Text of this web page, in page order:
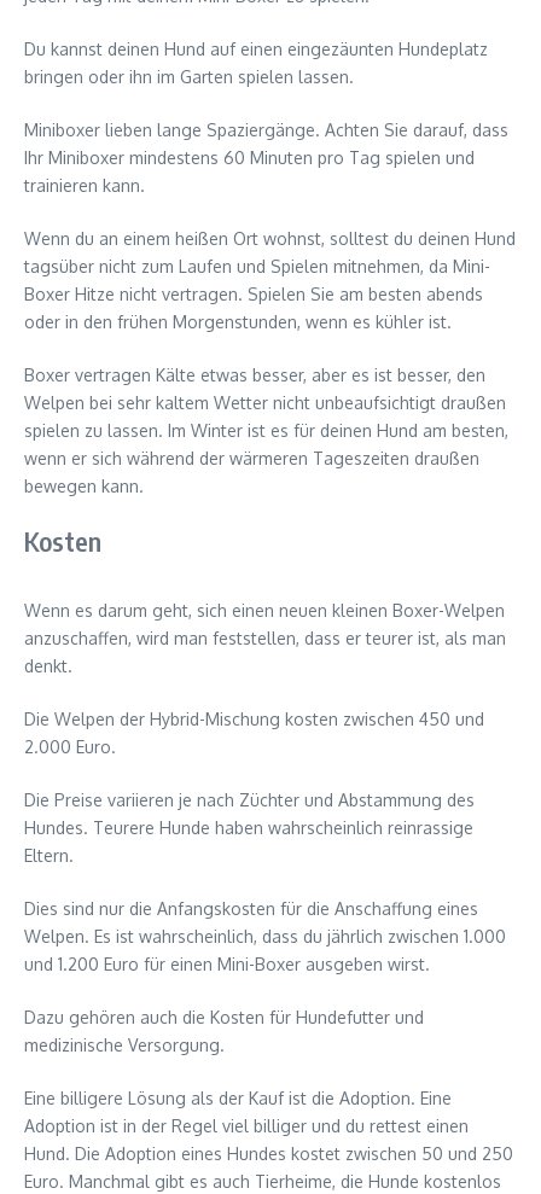
Du kannst deinen Hund auf einen eingezäunten Hundeplatz
bringen oder ihn im Garten spielen lassen.
Miniboxer lieben lange Spaziergänge. Achten Sie darauf, dass
Ihr Miniboxer mindestens 60 Minuten pro Tag spielen und
trainieren kann.
Wenn du an einem heißen Ort wohnst, solltest du deinen Hund
tagsüber nicht zum Laufen und Spielen mitnehmen, da Mini-
Boxer Hitze nicht vertragen. Spielen Sie am besten abends
oder in den frühen Morgenstunden, wenn es kühler ist.
Boxer vertragen Kälte etwas besser, aber es ist besser, den
Welpen bei sehr kaltem Wetter nicht unbeaufsichtigt draußen
spielen zu lassen. Im Winter ist es für deinen Hund am besten,
wenn er sich während der wärmeren Tageszeiten draußen
bewegen kann.
Kosten
Wenn es darum geht, sich einen neuen kleinen Boxer-Welpen
anzuschaffen, wird man feststellen, dass er teurer ist, als man
denkt.
Die Welpen der Hybrid-Mischung kosten zwischen 450 und
2.000 Euro.
Die Preise variieren je nach Züchter und Abstammung des
Hundes. Teurere Hunde haben wahrscheinlich reinrassige
Eltern.
Dies sind nur die Anfangskosten für die Anschaffung eines
Welpen. Es ist wahrscheinlich, dass du jährlich zwischen 1.000
und 1.200 Euro für einen Mini-Boxer ausgeben wirst.
Dazu gehören auch die Kosten für Hundefutter und
medizinische Versorgung.
Eine billigere Lösung als der Kauf ist die Adoption. Eine
Adoption ist in der Regel viel billiger und du rettest einen
Hund. Die Adoption eines Hundes kostet zwischen 50 und 250
Euro. Manchmal gibt es auch Tierheime, die Hunde kostenlos